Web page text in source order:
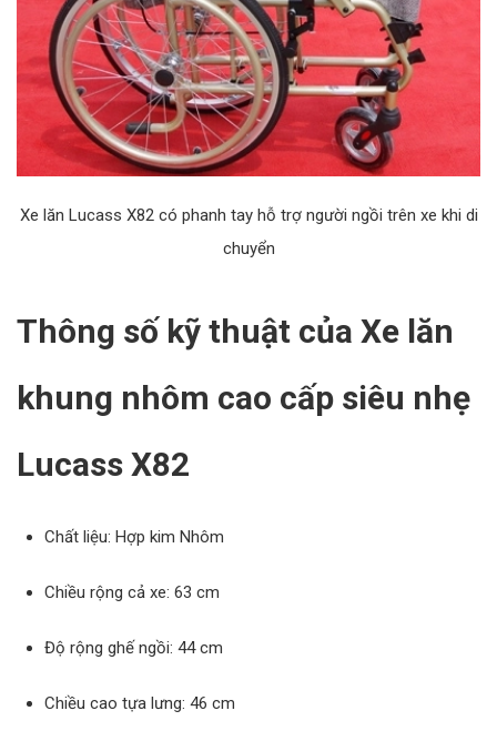
Xe lăn Lucass X82 có phanh tay hỗ trợ người ngồi trên xe khi di
chuyển
Thông số kỹ thuật của Xe lăn
khung nhôm cao cấp siêu nhẹ
Lucass X82
Chất liệu: Hợp kim Nhôm
Chiều rộng cả xe: 63 cm
Độ rộng ghế ngồi: 44 cm
Chiều cao tựa lưng: 46 cm